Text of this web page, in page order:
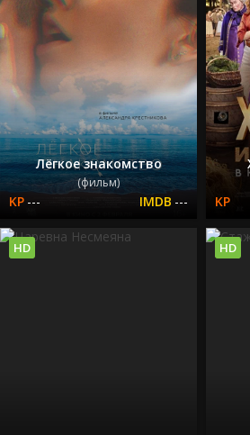
Лёгкое знакомство
(фильм)
--- ---
HD HD